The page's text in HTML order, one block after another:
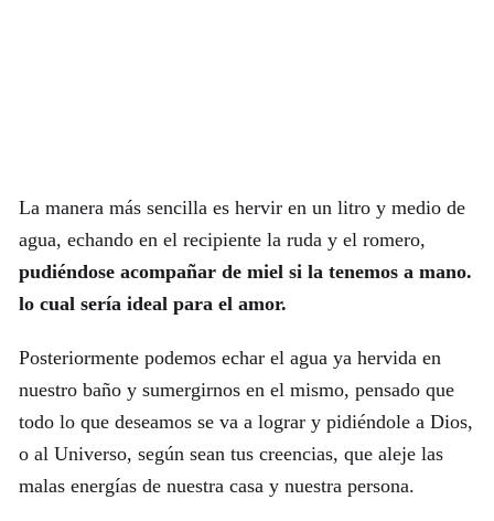
La manera más sencilla es hervir en un litro y medio de
agua, echando en el recipiente la ruda y el romero,
pudiéndose acompañar de miel si la tenemos a mano.
lo cual sería ideal para el amor.
Posteriormente podemos echar el agua ya hervida en
nuestro baño y sumergirnos en el mismo, pensado que
todo lo que deseamos se va a lograr y pidiéndole a Dios,
o al Universo, según sean tus creencias, que aleje las
malas energías de nuestra casa y nuestra persona.